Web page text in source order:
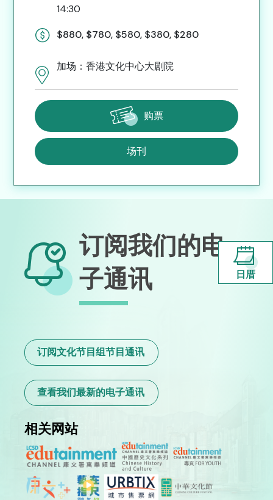
14:30
$880, $780, $580, $380, $280
加场：香港文化中心大剧院
购票
场刊
订阅我们的电
子通讯
订阅文化节目组节目通讯
查看我们最新的电子通讯
相关网站
日厝